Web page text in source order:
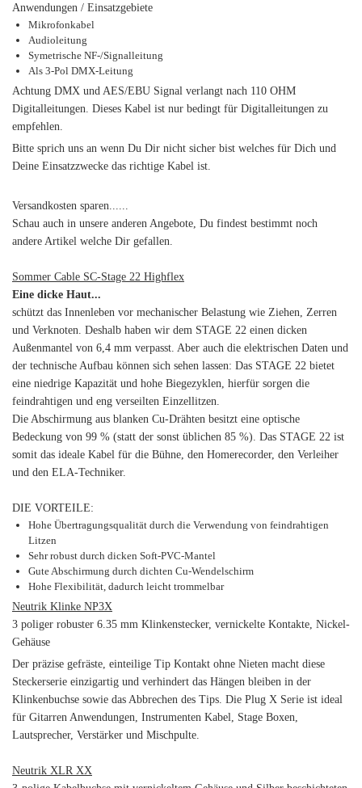
Anwendungen / Einsatzgebiete
Mikrofonkabel
Audioleitung
Symetrische NF-/Signalleitung
Als 3-Pol DMX-Leitung
Achtung DMX und AES/EBU Signal verlangt nach 110 OHM
Digitalleitungen. Dieses Kabel ist nur bedingt für Digitalleitungen zu
empfehlen.
Bitte sprich uns an wenn Du Dir nicht sicher bist welches für Dich und
Deine Einsatzzwecke das richtige Kabel ist.
Versandkosten sparen......
Schau auch in unsere anderen Angebote, Du findest bestimmt noch
andere Artikel welche Dir gefallen.
Sommer Cable SC-Stage 22 Highflex
Eine dicke Haut...
schützt das Innenleben vor mechanischer Belastung wie Ziehen, Zerren
und Verknoten. Deshalb haben wir dem STAGE 22 einen dicken
Außenmantel von 6,4 mm verpasst. Aber auch die elektrischen Daten und
der technische Aufbau können sich sehen lassen: Das STAGE 22 bietet
eine niedrige Kapazität und hohe Biegezyklen, hierfür sorgen die
feindrahtigen und eng verseilten Einzellitzen.
Die Abschirmung aus blanken Cu-Drähten besitzt eine optische
Bedeckung von 99 % (statt der sonst üblichen 85 %). Das STAGE 22 ist
somit das ideale Kabel für die Bühne, den Homerecorder, den Verleiher
und den ELA-Techniker.
DIE VORTEILE:
Hohe Übertragungsqualität durch die Verwendung von feindrahtigen
Litzen
Sehr robust durch dicken Soft-PVC-Mantel
Gute Abschirmung durch dichten Cu-Wendelschirm
Hohe Flexibilität, dadurch leicht trommelbar
Neutrik Klinke NP3X
3 poliger robuster 6.35 mm Klinkenstecker, vernickelte Kontakte, Nickel-
Gehäuse
Der präzise gefräste, einteilige Tip Kontakt ohne Nieten macht diese
Steckerserie einzigartig und verhindert das Hängen bleiben in der
Klinkenbuchse sowie das Abbrechen des Tips. Die Plug X Serie ist ideal
für Gitarren Anwendungen, Instrumenten Kabel, Stage Boxen,
Lautsprecher, Verstärker und Mischpulte.
Neutrik XLR XX